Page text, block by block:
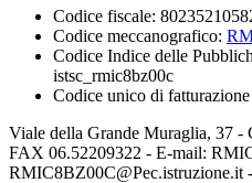
Codice fiscale:
Codice meccanografico:
Codice Indice delle
istsc_rmic8bz00c
Codice unico di
Viale della Grande Muraglia, 37
FAX 06.52209322 - E-mail:
RMIC8BZ00C@Pec.istruzione.it -